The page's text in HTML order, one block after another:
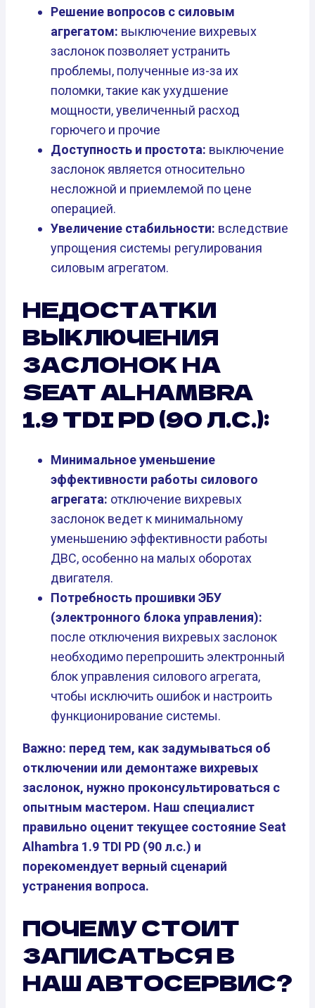
Решение вопросов с силовым
агрегатом: выключение вихревых
заслонок позволяет устранить
проблемы, полученные из-за их
поломки, такие как ухудшение
мощности, увеличенный расход
горючего и прочие
Доступность и простота: выключение
заслонок является относительно
несложной и приемлемой по цене
операцией.
Увеличение стабильности: вследствие
упрощения системы регулирования
силовым агрегатом.
НЕДОСТАТКИ
ВЫКЛЮЧЕНИЯ
ЗАСЛОНОК НА
SEAT ALHAMBRA
1.9 TDI PD (90 Л.С.):
Минимальное уменьшение
эффективности работы силового
агрегата: отключение вихревых
заслонок ведет к минимальному
уменьшению эффективности работы
ДВС, особенно на малых оборотах
двигателя.
Потребность прошивки ЭБУ
(электронного блока управления):
после отключения вихревых заслонок
необходимо перепрошить электронный
блок управления силового агрегата,
чтобы исключить ошибок и настроить
функционирование системы.
Важно: перед тем, как задумываться об
отключении или демонтаже вихревых
заслонок, нужно проконсультироваться с
опытным мастером. Наш специалист
правильно оценит текущее состояние Seat
Alhambra 1.9 TDI PD (90 л.с.) и
порекомендует верный сценарий
устранения вопроса.
ПОЧЕМУ СТОИТ
ЗАПИСАТЬСЯ В
НАШ АВТОСЕРВИС?